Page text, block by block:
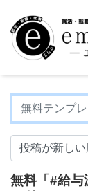
無料「#給与